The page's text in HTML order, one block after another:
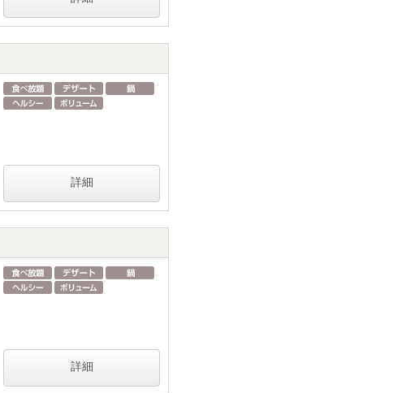
詳細
詳細